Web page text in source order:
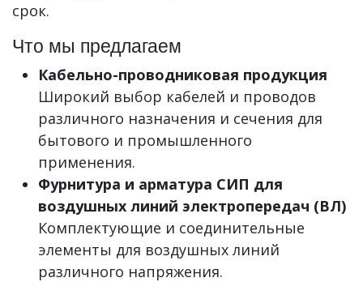
срок.
Что мы предлагаем
Кабельно-проводниковая продукция
Широкий выбор кабелей и проводов
различного назначения и сечения для
бытового и промышленного
применения.
Фурнитура и арматура СИП для
воздушных линий электропередач (ВЛ)
Комплектующие и соединительные
элементы для воздушных линий
различного напряжения.